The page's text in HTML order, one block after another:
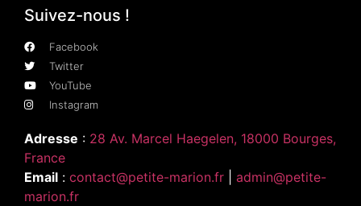
Suivez-nous !
Facebook
Twitter
YouTube
Instagram
Adresse : 28 Av. Marcel Haegelen, 18000 Bourges,
France
Email : contact@petite-marion.fr
admin@petite-
marion.fr